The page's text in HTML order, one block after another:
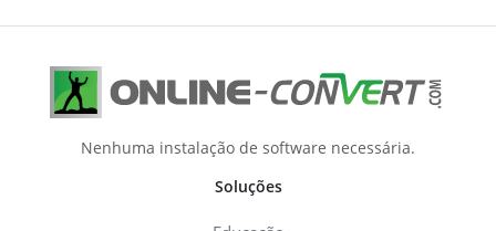
Nenhuma instalação de software necessária.
Soluções